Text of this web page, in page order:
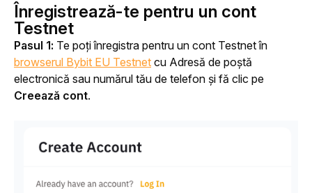
Înregistrează-te pentru un cont
Testnet
Pasul 1:
browserul Bybit EU Testnet cu Adresă de poștă
Creează cont.